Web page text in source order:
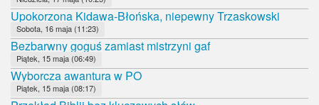
Upokorzona Kidawa-Błońska, niepewny Trzaskowski
Sobota, 16 maja (11:23)
Bezbarwny goguś zamiast mistrzyni gaf
Piątek, 15 maja (06:49)
Wyborcza awantura w PO
Piątek, 15 maja (08:17)